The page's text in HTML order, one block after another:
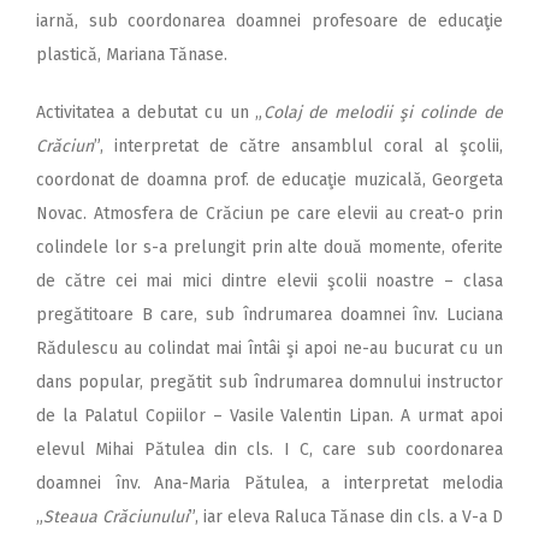
iarnă, sub coordonarea doamnei profesoare de educaţie
plastică, Mariana Tănase.
Activitatea a debutat cu un „Colaj de melodii şi colinde de
Crăciun”, interpretat de către ansamblul coral al şcolii,
coordonat de doamna prof. de educaţie muzicală, Georgeta
Novac. Atmosfera de Crăciun pe care elevii au creat-o prin
colindele lor s-a prelungit prin alte două momente, oferite
de către cei mai mici dintre elevii şcolii noastre – clasa
pregătitoare B care, sub îndrumarea doamnei înv. Luciana
Rădulescu au colindat mai întâi şi apoi ne-au bucurat cu un
dans popular, pregătit sub îndrumarea domnului instructor
de la Palatul Copiilor – Vasile Valentin Lipan. A urmat apoi
elevul Mihai Pătulea din cls. I C, care sub coordonarea
doamnei înv. Ana-Maria Pătulea, a interpretat melodia
„Steaua Crăciunului”, iar eleva Raluca Tănase din cls. a V-a D